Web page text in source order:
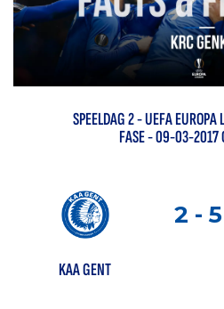
SPEELDAG2-UEFA EUROPA
FASE- 09-03-2017
2 - 5
KAA GENT